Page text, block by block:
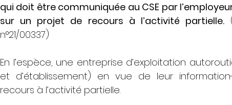
qui doit être communiquée au CSE par
sur un projet de recours à l’activité partielle.
n°21/00337)
En l’espèce, une entreprise d’exploitation
et d’établissement) en vue de leur
recours à l’activité partielle.